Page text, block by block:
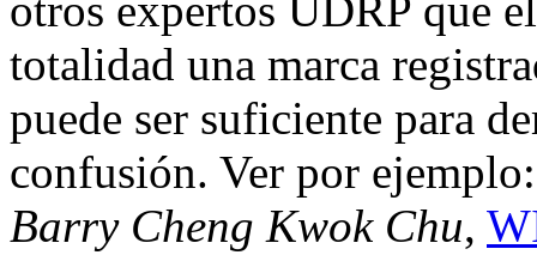
otros expertos UDRP que
totalidad una marca
puede ser suficiente para
confusión. Ver por
Barry Cheng Kwok Chu,